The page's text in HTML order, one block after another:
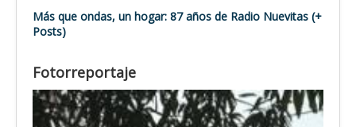
Más que ondas, un hogar: 87 años de Radio Nuevitas (+
Posts)
Fotorreportaje